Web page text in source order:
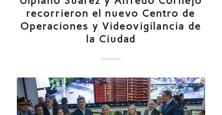
recorrieron el nuevo Centro de
Operaciones y Videovigilancia de
la Ciudad